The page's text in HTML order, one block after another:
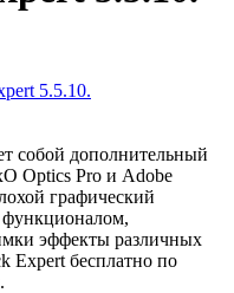
собой дополнительный
Optics Pro и Adobe
графический
функционалом,
эффекты различных
Expert бесплатно по